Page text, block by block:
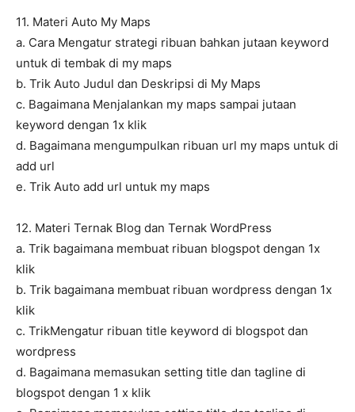
11. Materi Auto My Maps
a. Cara Mengatur strategi ribuan bahkan jutaan keyword
untuk di tembak di my maps
b. Trik Auto Judul dan Deskripsi di My Maps
c. Bagaimana Menjalankan my maps sampai jutaan
keyword dengan 1x klik
d. Bagaimana mengumpulkan ribuan url my maps untuk di
add url
e. Trik Auto add url untuk my maps
12. Materi Ternak Blog dan Ternak WordPress
a. Trik bagaimana membuat ribuan blogspot dengan 1x
klik
b. Trik bagaimana membuat ribuan wordpress dengan 1x
klik
c. TrikMengatur ribuan title keyword di blogspot dan
wordpress
d. Bagaimana memasukan setting title dan tagline di
blogspot dengan 1 x klik